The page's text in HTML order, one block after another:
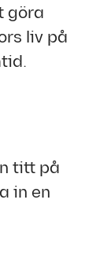
göra
liv på
titt på
in en